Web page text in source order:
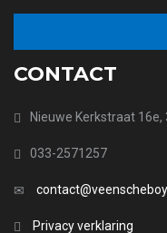
CONTACT
Nieuwe Kerkstraat 16e,
033-2571257
Privacy verklaring